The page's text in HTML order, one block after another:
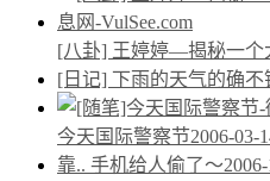
[八卦] 王婷婷—揭秘一个
[日记] 下雨的天气的确不
今天国际警察节2006-03-
靠.. 手机给人偷了～